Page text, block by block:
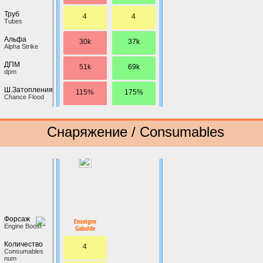
Труб
Tubes
Альфа
Alpha Strike
ДПМ
dpm
Ш.Затопления
Chance Flood
4
30k
51k
115%
4
37k
69k
175%
Снаряжение / Consumables
Форсаж
Engine Boost
Количество
Сonsumables
num
Enseigne
Gabolde
4